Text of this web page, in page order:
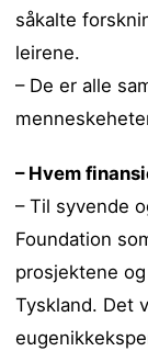
såkalte
leirene.
– De er alle
– Hvem
– Til syvende
Foundation
prosjektene
Tyskland. Det